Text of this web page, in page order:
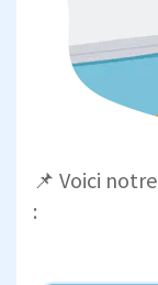
📌 Voici
: